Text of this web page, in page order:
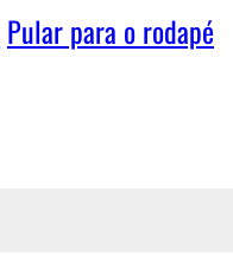
Pular para o rodapé